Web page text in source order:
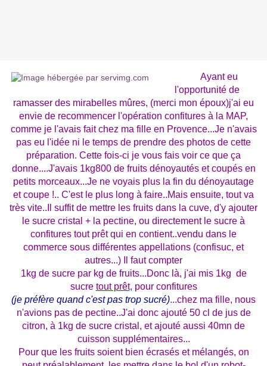
Ayant eu
l'opportunité de
ramasser des mirabelles mûres, (merci mon époux)j'ai eu
envie de recommencer l'opération confitures à la MAP,
comme je l'avais fait chez ma fille en Provence...Je n'avais
pas eu l'idée ni le temps de prendre des photos de cette
préparation. Cette fois-ci je vous fais voir ce que ça
donne....J'avais 1kg800 de fruits dénoyautés et coupés en
petits morceaux...Je ne voyais plus la fin du dénoyautage
et coupe !.. C'est le plus long à faire..Mais ensuite, tout va
très vite..Il suffit de mettre les fruits dans la cuve, d'y ajouter
le sucre cristal + la pectine, ou directement le sucre à
confitures tout prêt qui en contient..vendu dans le
commerce sous différentes appellations (confisuc, et
autres...) Il faut compter
1kg de sucre par kg de fruits...Donc là, j'ai mis 1kg de
sucre tout prêt, pour confitures
(je préfère quand c'est pas trop sucré)...chez ma fille, nous
n'avions pas de pectine..J'ai donc ajouté 50 cl de jus de
citron, à 1kg de sucre cristal, et ajouté aussi 40mn de
cuisson supplémentaires...
Pour que les fruits soient bien écrasés et mélangés, on